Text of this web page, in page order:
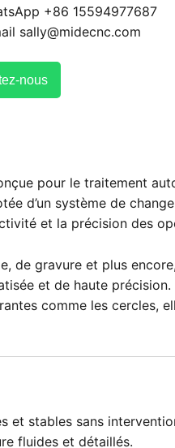
+86 15594977687
sally@midecnc.com
nous
pour le traitement
d’un système de
et la précision des
de gravure et plus
et de haute précision.
comme les cercles,
et stables sans
fluides et détaillés.